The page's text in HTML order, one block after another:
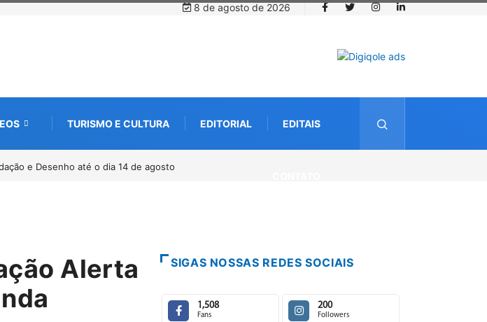
8 de agosto de 2026
TURISMO E CULTURA EDITORIAL EDITAIS
e Desenho até o dia 14 de agostoParacatu caminha pelos 20 anos da Lei Maria da Penha
Alerta
SIGAS NOSSAS REDES SOCIAIS
1,508
Fans
200
Followers